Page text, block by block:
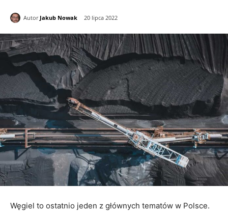
Autor Jakub Nowak 20 lipca 2022
Węgiel to ostatnio jeden z głównych tematów w Polsce.